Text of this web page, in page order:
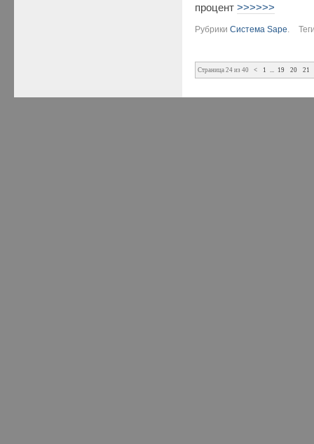
процент>>>>>>
РубрикиСистема Sape
Страница 24 из 40 < 1 19 20 21